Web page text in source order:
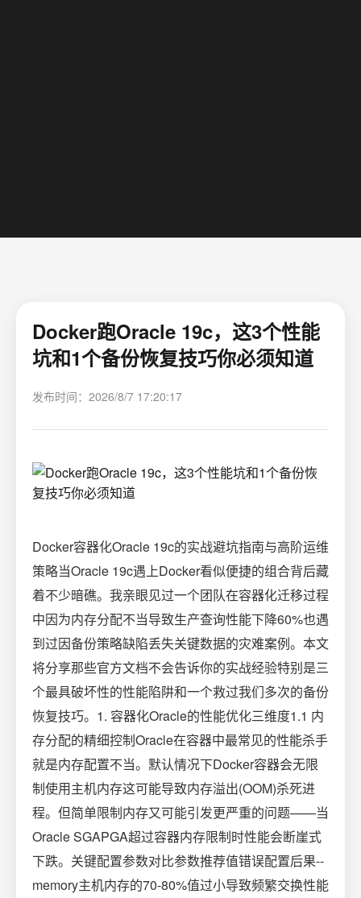
Docker跑Oracle 19c，这3个性能
坑和1个备份恢复技巧你必须知道
发布时间：2026/8/7 17:20:17
Docker容器化Oracle 19c的实战避坑指南与高阶运维
策略当Oracle 19c遇上Docker看似便捷的组合背后藏
着不少暗礁。我亲眼见过一个团队在容器化迁移过程
中因为内存分配不当导致生产查询性能下降60%也遇
到过因备份策略缺陷丢失关键数据的灾难案例。本文
将分享那些官方文档不会告诉你的实战经验特别是三
个最具破坏性的性能陷阱和一个救过我们多次的备份
恢复技巧。1. 容器化Oracle的性能优化三维度1.1 内
存分配的精细控制Oracle在容器中最常见的性能杀手
就是内存配置不当。默认情况下Docker容器会无限
制使用主机内存这可能导致内存溢出(OOM)杀死进
程。但简单限制内存又可能引发更严重的问题——当
Oracle SGAPGA超过容器内存限制时性能会断崖式
下跌。关键配置参数对比参数推荐值错误配置后果--
memory主机内存的70-80%值过小导致频繁交换性能